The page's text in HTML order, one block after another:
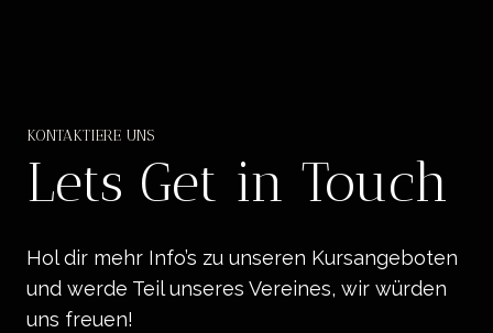
KONTAKTIERE UNS
Lets Get in Touch
Hol dir mehr Info’s zu unseren Kursangeboten
und werde Teil unseres Vereines, wir würden
uns freuen!